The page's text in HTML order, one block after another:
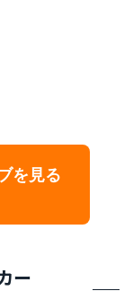
を見る
ー